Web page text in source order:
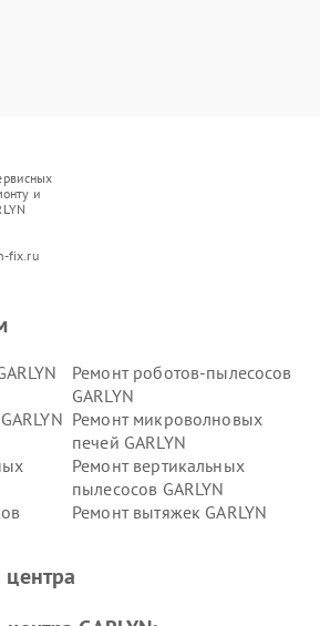
и
fix.ru
Ремонт роботов-пылесосов
GARLYN
Ремонт микроволновых
печей GARLYN
Ремонт вертикальных
пылесосов GARLYN
Ремонт вытяжек GARLYN
GARLYN